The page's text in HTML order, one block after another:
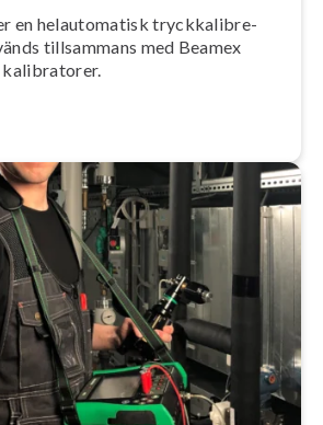
en hel­au­to­ma­tisk tryck­ka­libre­
tillsammans med Beamex